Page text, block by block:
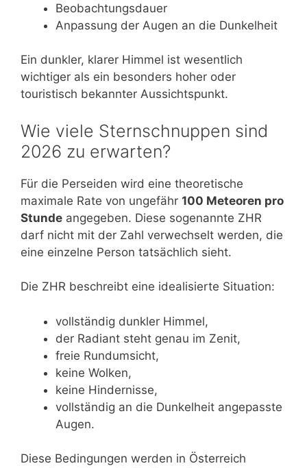
Beobachtungsdauer
Anpassung der Augen an die Dunkelheit
Ein dunkler, klarer Himmel ist wesentlich
wichtiger als ein besonders hoher oder
touristisch bekannter Aussichtspunkt.
Wie viele Sternschnuppen sind
2026 zu erwarten?
Für die Perseiden wird eine theoretische
maximale Rate von ungefähr 100 Meteoren pro
Stunde angegeben. Diese sogenannte ZHR
darf nicht mit der Zahl verwechselt werden, die
eine einzelne Person tatsächlich sieht.
Die ZHR beschreibt eine idealisierte Situation:
vollständig dunkler Himmel,
der Radiant steht genau im Zenit,
freie Rundumsicht,
keine Wolken,
keine Hindernisse,
vollständig an die Dunkelheit angepasste
Augen.
Diese Bedingungen werden in Österreich